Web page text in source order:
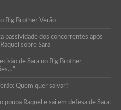
Big Brother Verão
passividade dos concorrentes após
sobre Sara
de Sara no Big Brother
Quem quer salvar?
poupa Raquel e sai em defesa de Sara: